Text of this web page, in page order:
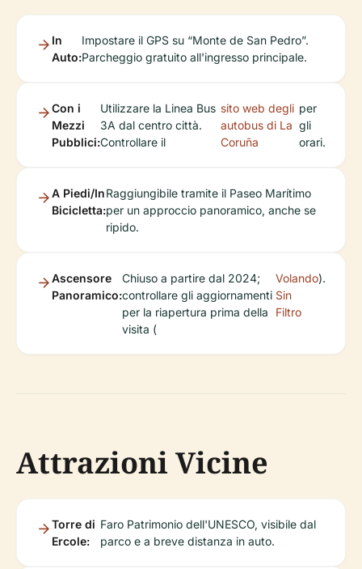
In
Auto:
Impostare il GPS su “Monte de San Pedro”.
Parcheggio gratuito all'ingresso principale.
Con i
Mezzi
Pubblici:
Utilizzare la Linea Bus
3A dal centro città.
Controllare il
sito web degli
autobus di La
Coruña
per
gli
orari.
A Piedi/In
Bicicletta:
Raggiungibile tramite il Paseo Marítimo
per un approccio panoramico, anche se
ripido.
Ascensore
Panoramico:
Chiuso a partire dal 2024;
controllare gli aggiornamenti
per la riapertura prima della
visita (
Volando
Sin
Filtro
).
Attrazioni Vicine
Torre di
Ercole:
Faro Patrimonio dell'UNESCO, visibile dal
parco e a breve distanza in auto.